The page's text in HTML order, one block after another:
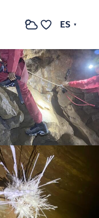
Buscar ES
Ver fotos (6)